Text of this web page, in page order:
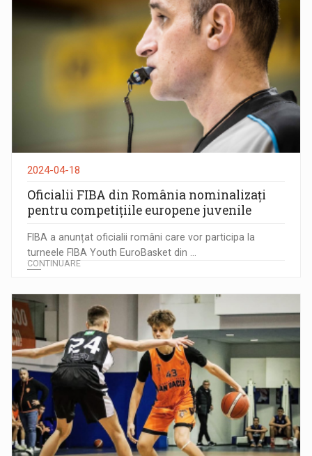
2024-04-18
Oficialii FIBA din România nominalizați
pentru competițiile europene juvenile
FIBA a anunțat oficialii români care vor participa la
turneele FIBA Youth EuroBasket din ...
CONTINUARE